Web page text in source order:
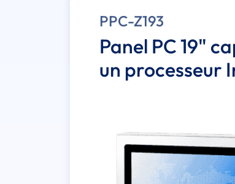
PPC-Z193
Panel PC 19"
un processeur